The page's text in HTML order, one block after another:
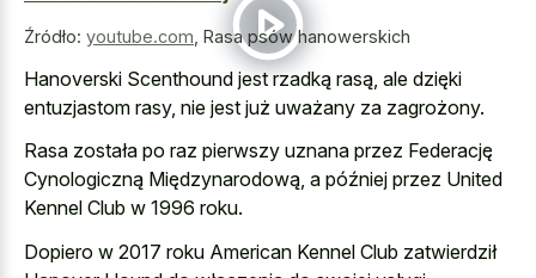
Źródło: youtube.com Rasa psów hanowerskich
Hanoverski Scenthound jest rzadką rasą, ale dzięki
entuzjastom rasy, nie jest już uważany za zagrożony.
Rasa została po raz pierwszy uznana przez Federację
Cynologiczną Międzynarodową, a później przez United
Kennel Club w 1996 roku.
Dopiero w 2017 roku American Kennel Club zatwierdził